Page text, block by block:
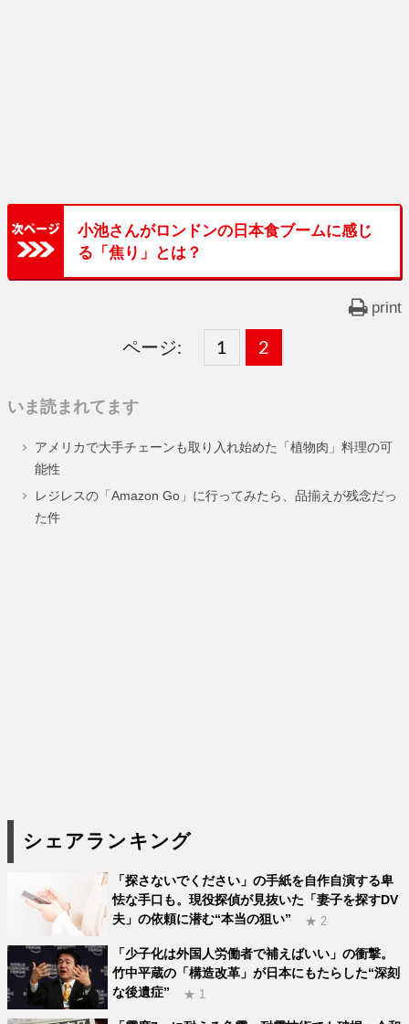
小池さんがロンドンの日本食ブームに感じ
る「焦り」とは？
print
ページ:
固
ー
ジ
1 ,
固
ー
ジ
2
いま読まれてます
アメリカで大手チェーンも取り入れ始めた「植物肉」料理の可
能性
レジレスの「Amazon Go」に行ってみたら、品揃えが残念だっ
た件
シェアランキング
「探さないでください」の手紙を自作自演する卑
怯な手口も。現役探偵が見抜いた「妻子を探すDV
夫」の依頼に潜む“本当の狙い”
★ 2
「少子化は外国人労働者で補えばいい」の衝撃。
竹中平蔵の「構造改革」が日本にもたらした“深刻
な後遺症”
★ 1